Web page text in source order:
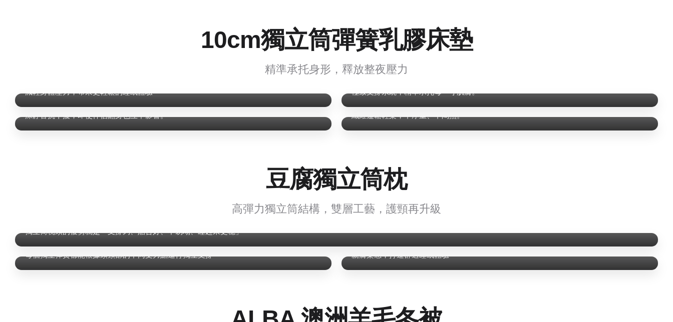
10cm獨立筒彈簧乳膠床墊
精準承托身形，釋放整夜壓力
減輕身體壓力，帶來更輕鬆的睡眠體驗
高密度獨立筒
極致支撐系統，精準承托每一寸肌膚。
泰國乳膠
深靜音抗干擾，即使伴侶翻身也互不影響。
8層精工結構
纖維蓬鬆輕柔，不厚重、不悶熱。
豆腐獨立筒枕
高彈力獨立筒結構，雙層工藝，護頸再升級
獨立筒枕頭的優勢就是「支撐夠、貼合好、不易塌、睡起來更穩」
獨立筒結構
每個獨立彈簧都能根據頭頸部的不同受力點進行獨立支撐 親膚柔感，打造舒適睡眠體驗